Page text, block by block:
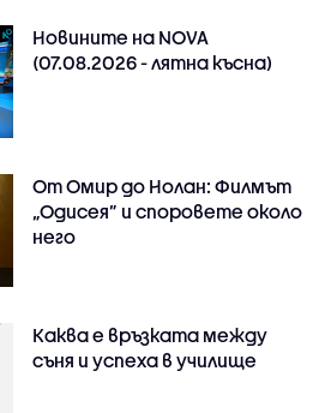
Новините на NOVA
(07.08.2026 - лятна късна)
От Омир до Нолан: Филмът
„Одисея” и споровете около
него
Каква е връзката между
съня и успеха в училище